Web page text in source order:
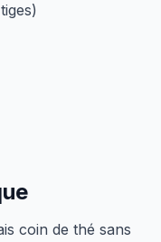
coin de thé sans